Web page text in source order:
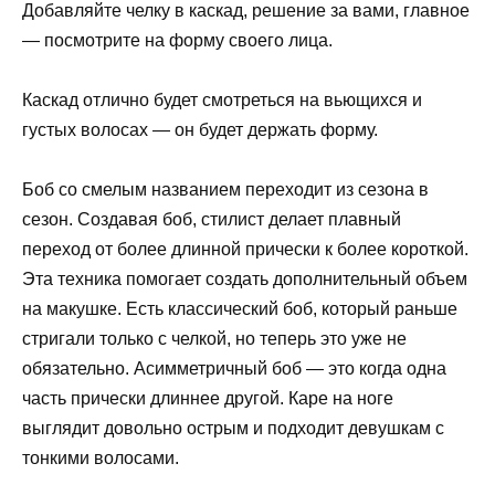
Добавляйте челку в каскад, решение за вами, главное
— посмотрите на форму своего лица.
Каскад отлично будет смотреться на вьющихся и
густых волосах — он будет держать форму.
Боб со смелым названием переходит из сезона в
сезон. Создавая боб, стилист делает плавный
переход от более длинной прически к более короткой.
Эта техника помогает создать дополнительный объем
на макушке. Есть классический боб, который раньше
стригали только с челкой, но теперь это уже не
обязательно. Асимметричный боб — это когда одна
часть прически длиннее другой. Каре на ноге
выглядит довольно острым и подходит девушкам с
тонкими волосами.